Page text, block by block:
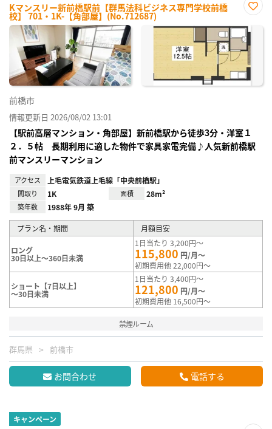
Kマンスリー新前橋駅前【群馬法科ビジネス専門学校前橋
校】 701・1K-【角部屋】(No.712687)
に入
り登
録
前橋市
情報更新日 2026/08/02 13:01
【駅前高層マンション・角部屋】新前橋駅から徒歩3分・洋室１
２．５帖 長期利用に適した物件で家具家電完備♪人気新前橋駅
前マンスリーマンション
アクセス 上毛電気鉄道上毛線「中央前橋駅」
間取り 1K 面積 28m²
築年数 1988年 9月 築
プラン名・期間 月額目安
ロング
30日以上～360日未満
1日当たり 3,200円～
115,800 円/月～
初期費用他 22,000円～
ショート【7日以上】
～30日未満
1日当たり 3,400円～
121,800 円/月～
初期費用他 16,500円～
禁煙ルーム
群馬県 前橋市
お問合わせ 電話する
キャンペーン